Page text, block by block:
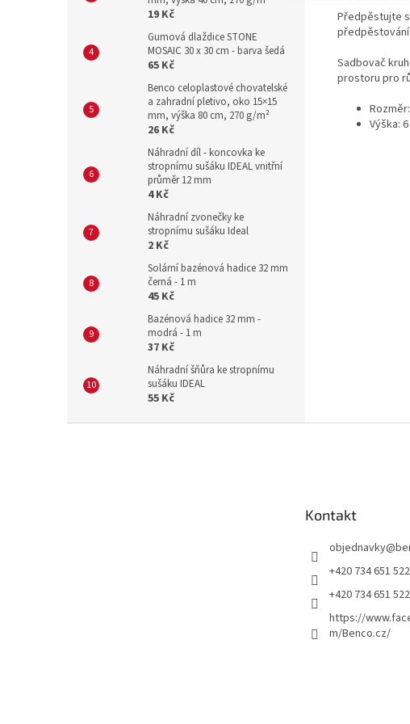
19 Kč
Gumová dlaždice STONE
MOSAIC 30 x 30 cm - barva šedá
65 Kč
Benco celoplastové chovatelské
a zahradní pletivo, oko 15×15
mm, výška 80 cm, 270 g/m²
26 Kč
Náhradní díl - koncovka ke
stropnímu sušáku IDEAL vnitřní
průměr 12 mm
4 Kč
Náhradní zvonečky ke
stropnímu sušáku Ideal
2 Kč
Solární bazénová hadice 32 mm
černá - 1 m
45 Kč
Bazénová hadice 32 mm -
modrá - 1 m
37 Kč
Náhradní šňůra ke stropnímu
sušáku IDEAL
55 Kč
Předpěstujte
předpěstování
Sadbovač
prostoru pro
Výška:
Kontakt
objednavky@
+420 734 651 522
+420 734 651 522
https://
m/Benco.cz/